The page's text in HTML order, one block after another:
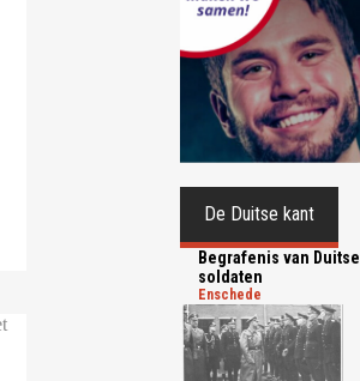
De Duitse kant
Begrafenis van Duitse
soldaten
enschede